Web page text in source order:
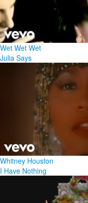
Wet Wet Wet
Julia Says
Whitney Houston
I Have Nothing